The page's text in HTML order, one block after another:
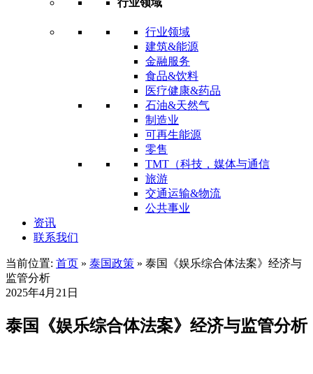
行业领域
建筑&能源
金融服务
食品&饮料
医疗健康&药品
石油&天然气
制造业
可再生能源
零售
TMT（科技，媒体与通信
旅游
交通运输&物流
公共事业
资讯
联系我们
当前位置: 首页 » 泰国政策 » 泰国《娱乐综合体法案》经济与
监管分析
2025年4月21日
泰国《娱乐综合体法案》经济与监管分析